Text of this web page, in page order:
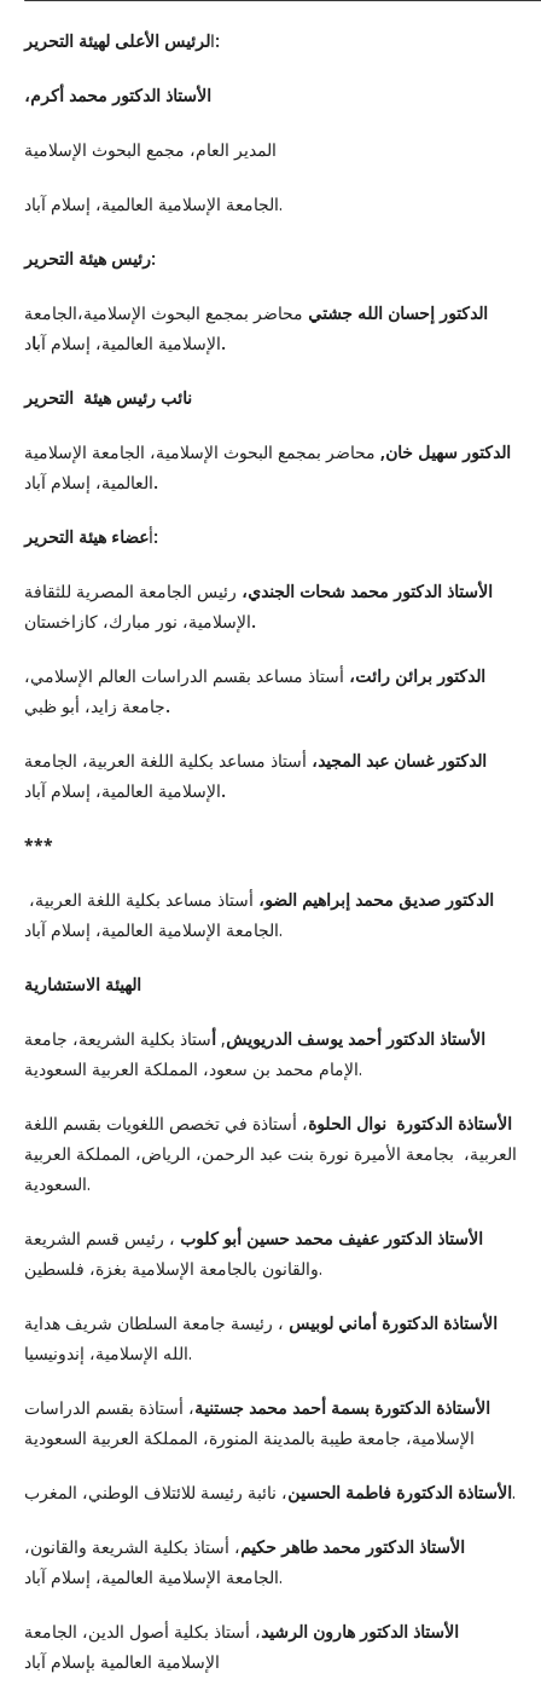
الرئيس الأعلى لهيئة التحرير:
،الأستاذ الدكتور محمد أكرم
المدير العام، مجمع البحوث الإسلامية
الجامعة الإسلامية العالمية، إسلام آباد.
رئيس هيئة التحرير:
الدكتور إحسان الله جشتي محاضر بمجمع البحوث الإسلامية،الجامعة
الإسلامية العالمية، إسلام آباد .
نائب رئيس هيئة التحرير
الدكتور سهيل خان, محاضر بمجمع البحوث الإسلامية، الجامعة الإسلامية
العالمية، إسلام آباد.
أعضاء هيئة التحرير:
الأستاذ الدكتور محمد شحات الجندي، رئيس الجامعة المصرية للثقافة
الإسلامية، نور مبارك، كازاخستان.
الدكتور برائن رائت، أستاذ مساعد بقسم الدراسات العالم الإسلامي،
جامعة زايد، أبو ظبي.
الدكتور غسان عبد المجيد، أستاذ مساعد بكلية اللغة العربية، الجامعة
الإسلامية العالمية، إسلام آباد.
***
الدكتور صديق محمد إبراهيم الضو، أستاذ مساعد بكلية اللغة العربية،
الجامعة الإسلامية العالمية، إسلام آباد.
الهيئة الاستشارية
الأستاذ الدكتور أحمد يوسف الدريويش, أستاذ بكلية الشريعة، جامعة
الإمام محمد بن سعود، المملكة العربية السعودية.
الأستاذة الدكتورة نوال الحلوة، أستاذة في تخصص اللغويات بقسم اللغة
العربية، بجامعة الأميرة نورة بنت عبد الرحمن، الرياض، المملكة العربية
السعودية.
الأستاذ الدكتور عفيف محمد حسين أبو كلوب ، رئيس قسم الشريعة
والقانون بالجامعة الإسلامية بغزة، فلسطين.
الأستاذة الدكتورة أماني لوبيس ، رئيسة جامعة السلطان شريف هداية
الله الإسلامية، إندونيسيا.
الأستاذة الدكتورة بسمة أحمد محمد جستنية، أستاذة بقسم الدراسات
الإسلامية، جامعة طيبة بالمدينة المنورة، المملكة العربية السعودية
الأستاذة الدكتورة فاطمة الحسين، نائبة رئيسة للائتلاف الوطني، المغرب.
الأستاذ الدكتور محمد طاهر حكيم، أستاذ بكلية الشريعة والقانون،
الجامعة الإسلامية العالمية، إسلام آباد.
الأستاذ الدكتور هارون الرشيد، أستاذ بكلية أصول الدين، الجامعة
الإسلامية العالمية بإسلام آباد